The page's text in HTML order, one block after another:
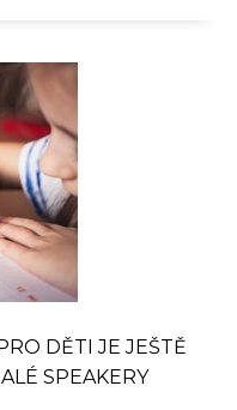
DĚTI JE JEŠTĚ
SPEAKERY